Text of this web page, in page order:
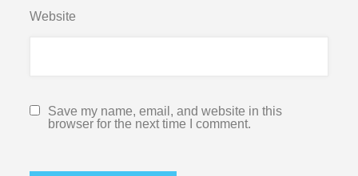
Website
Save my name, email, and website in this
browser for the next time I comment.